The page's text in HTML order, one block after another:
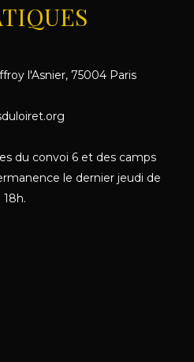
l'Asnier, 75004 Paris
du convoi 6 et des camps
le dernier jeudi de